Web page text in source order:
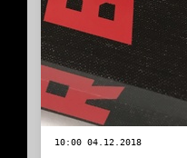
10:00 04.12.2018